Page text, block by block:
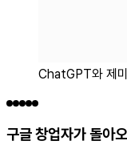
ChatGPT와 제
구글 창업자가 돌아